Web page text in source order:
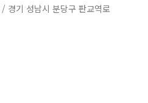
기 성남시 분당구 판교역로